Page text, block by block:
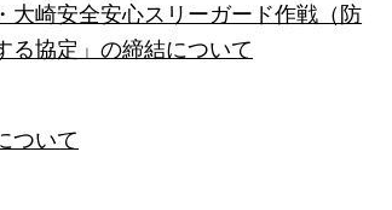
大崎安全安心スリーガード作戦（防
る協定」の締結について
ついて